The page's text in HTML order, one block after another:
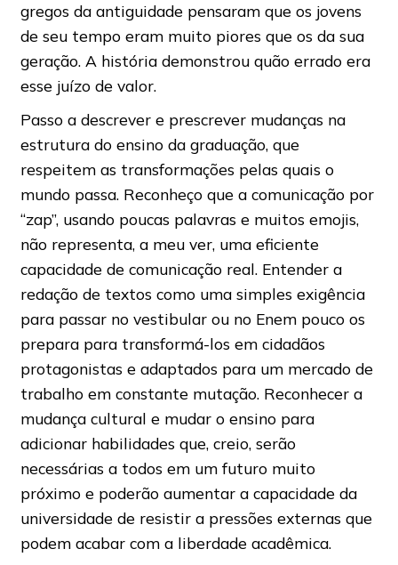
gregos da antiguidade pensaram que os jovens
de seu tempo eram muito piores que os da sua
geração. A história demonstrou quão errado era
esse juízo de valor.
Passo a descrever e prescrever mudanças na
estrutura do ensino da graduação, que
respeitem as transformações pelas quais o
mundo passa. Reconheço que a comunicação por
“zap”, usando poucas palavras e muitos emojis,
não representa, a meu ver, uma eficiente
capacidade de comunicação real. Entender a
redação de textos como uma simples exigência
para passar no vestibular ou no Enem pouco os
prepara para transformá-los em cidadãos
protagonistas e adaptados para um mercado de
trabalho em constante mutação. Reconhecer a
mudança cultural e mudar o ensino para
adicionar habilidades que, creio, serão
necessárias a todos em um futuro muito
próximo e poderão aumentar a capacidade da
universidade de resistir a pressões externas que
podem acabar com a liberdade acadêmica.